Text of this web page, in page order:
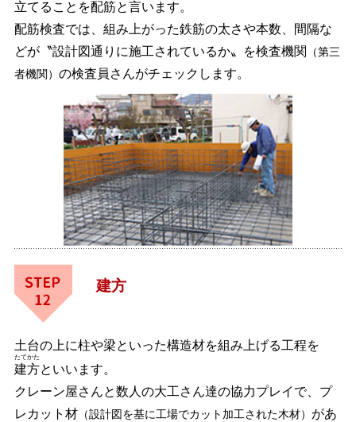
立てることを配筋と言います。
配筋検査では、組み上がった鉄筋の太さや本数、間隔な
どが〝設計図通りに施工されているか〟を検査機関 （第三
者機関） の検査員さんがチェックします。
建方
土台の上に柱や梁といった構造材を組み上げる工程を
建方
たてかた
といいます。
クレーン屋さんと数人の大工さん達の協力プレイで、プ
レカット材（設計図を基に工場でカット加工された木材） があ